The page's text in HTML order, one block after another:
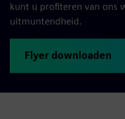
kunt u profiteren van ons
uitmuntendheid.
Flyer downloaden